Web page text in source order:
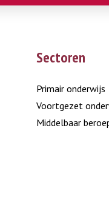
Sectoren
Primair onderwijs
Voortgezet
Middelbaar